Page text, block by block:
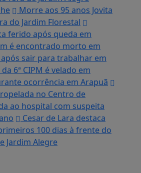
Morre aos 95 anos Jovita
do Jardim Florestal
ferido após queda em
é encontrado morto em
sair para trabalhar em
6ª CIPM é velado em
ocorrência em Arapuã
no Centro de
ao hospital com suspeita
Cesar de Lara destaca
100 dias à frente do
Jardim Alegre